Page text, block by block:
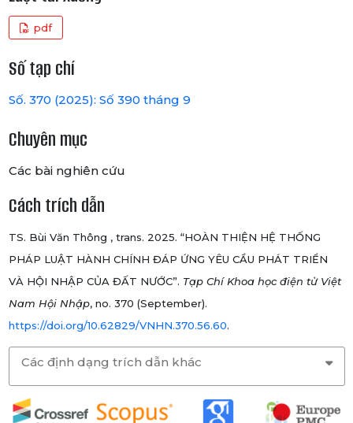
pdf
Số tạp chí
Số. 370 (2025): Số 390 tháng 9
Chuyên mục
Các bài nghiên cứu
Cách trích dẫn
TS. Bùi Văn Thông , trans. 2025. “HOÀN THIỆN HỆ THỐNG
PHÁP LUẬT HÀNH CHÍNH ĐÁP ỨNG YÊU CẦU PHÁT TRIỂN
VÀ HỘI NHẬP CỦA ĐẤT NƯỚC”. Tạp Chí Khoa học điện tử Việt
Nam Hội Nhập, no. 370 (September).
https://doi.org/10.62829/VNHN.370.56.60.
Các định dạng trích dẫn khác